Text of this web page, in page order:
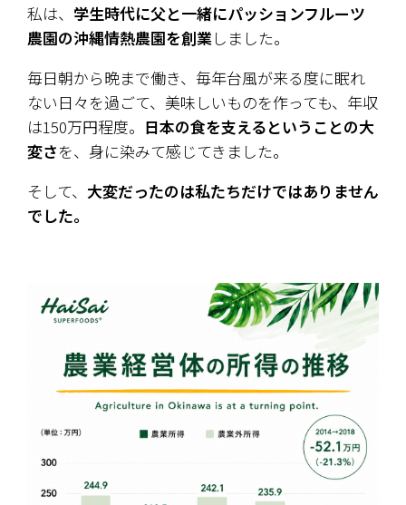
私は、 学生時代に父と一緒にパッションフルーツ
農園の沖縄情熱農園を創業 しました。
毎日朝から晩まで働き、毎年台風が来る度に眠れ
ない日々を過ごて、美味しいものを作っても、年収
は150万円程度。 日本の食を支えるということの大
変さを、身に染みて感じてきました。
そして、 大変だったのは私たちだけではありません
でした。